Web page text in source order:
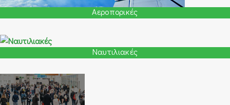
Αεροπορικές
Ναυτιλιακές